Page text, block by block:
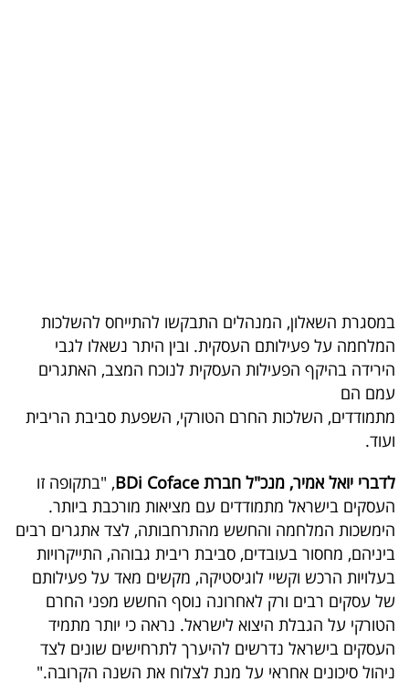
מינויים
רייטינג
רכב
בריאות
תרבות
ופנאי
תיירות
TOP-
5
המילון
במסגרת השאלון, המנהלים התבקשו להתייחס להשלכות
המלחמה על פעילותם העסקית. ובין היתר נשאלו לגבי
הירידה בהיקף הפעילות העסקית לנוכח המצב, האתגרים
עמם הם
מתמודדים, השלכות החרם הטורקי, השפעת סביבת הריבית
ועוד.
לדברי יואל אמיר, מנכ"ל חברת BDi Coface
, "בתקופה זו
העסקים בישראל מתמודדים עם מציאות מורכבת ביותר.
הימשכות המלחמה והחשש מהתרחבותה, לצד אתגרים רבים
ביניהם, מחסור בעובדים, סביבת ריבית גבוהה, התייקרויות
בעלויות הרכש וקשיי לוגיסטיקה, מקשים מאד על פעילותם
של עסקים רבים ורק לאחרונה נוסף החשש מפני החרם
הטורקי על הגבלת היצוא לישראל. נראה כי יותר מתמיד
העסקים בישראל נדרשים להיערך לתרחישים שונים לצד
ניהול סיכונים אחראי על מנת לצלוח את השנה הקרובה."